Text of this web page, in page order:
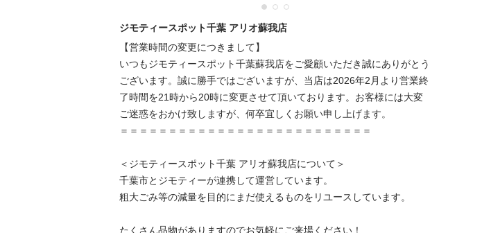
ジモティースポット千葉 アリオ蘇我店
【営業時間の変更につきまして】
いつもジモティースポット千葉蘇我店をご愛顧いただき誠にありがとう
ございます。誠に勝手ではございますが、当店は2026年2月より営業終
了時間を21時から20時に変更させて頂いております。お客様には大変
ご迷惑をおかけ致しますが、何卒宜しくお願い申し上げます。
＝＝＝＝＝＝＝＝＝＝＝＝＝＝＝＝＝＝＝＝＝＝＝＝＝＝
＜ジモティースポット千葉 アリオ蘇我店について＞
千葉市とジモティーが連携して運営しています。
粗⼤ごみ等の減量を⽬的にまだ使えるものをリユースしています。
たくさん品物がありますのでお気軽にご来場ください！